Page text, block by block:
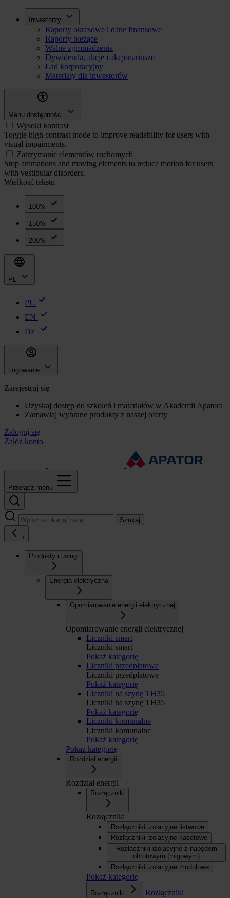
Inwestorzy
Raporty okresowe i dane finansowe
Raporty bieżące
Walne zgromadzenia
Dywidenda, akcje i akcjonariusze
Ład korporacyjny
Materiały dla inwestorów
Menu dostępności
Wysoki kontrast
Toggle high contrast mode to improve readability for users with
visual impairments.
Zatrzymanie elementów ruchomych
Stop animations and moving elements to reduce motion for users
with vestibular disorders.
Wielkość tekstu
100%
150%
200%
PL
PL
EN
DE
Logowanie
Zarejestruj się
Uzyskaj dostęp do szkoleń i materiałów w Akademii Apatora
Zamawiaj wybrane produkty z naszej oferty
Zaloguj się
Załóż konto
Przełącz menu
Szukaj
/
Produkty i usługi
Energia elektryczna
Opomiarowanie energii elektrycznej
Opomiarowanie energii elektrycznej
Liczniki smart
Liczniki smart
Pokaż kategorię
Liczniki przedpłatowe
Liczniki przedpłatowe
Pokaż kategorię
Liczniki na szynę TH35
Liczniki na szynę TH35
Pokaż kategorię
Liczniki komunalne
Liczniki komunalne
Pokaż kategorię
Pokaż kategorię
Rozdział energii
Rozdział energii
Rozłączniki
Rozłączniki
Rozłączniki izolacyjne listwowe
Rozłączniki izolacyjne kasetowe
Rozłączniki izolacyjne z napędem
obrotowym (migowym)
Rozłączniki izolacyjne modułowe
Pokaż kategorię
Rozłączniki
Rozłączniki